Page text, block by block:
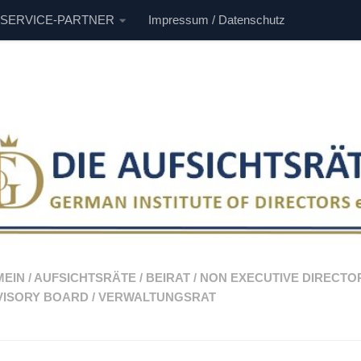
PARTNER Impressum / Datenschutz
/ AUFSICHTSRÄTE / BEIRAT / NON EXECUTIVE
BOARD / VERWALTUNGSRAT